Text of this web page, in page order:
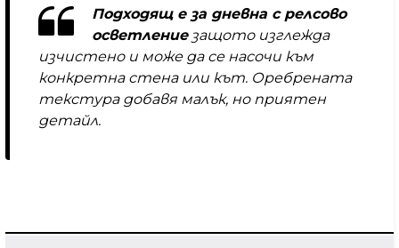
Подходящ е за дневна с релсово
осветлениезащото изглежда
изчистено и може да се насочи към
конкретна стена или кът. Оребрената
текстура добавя малък, но приятен
детайл.